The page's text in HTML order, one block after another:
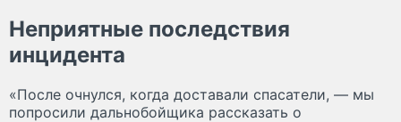
Неприятные последствия
инцидента
«После очнулся, когда доставали спасатели, — мы
попросили дальнобойщика рассказать о